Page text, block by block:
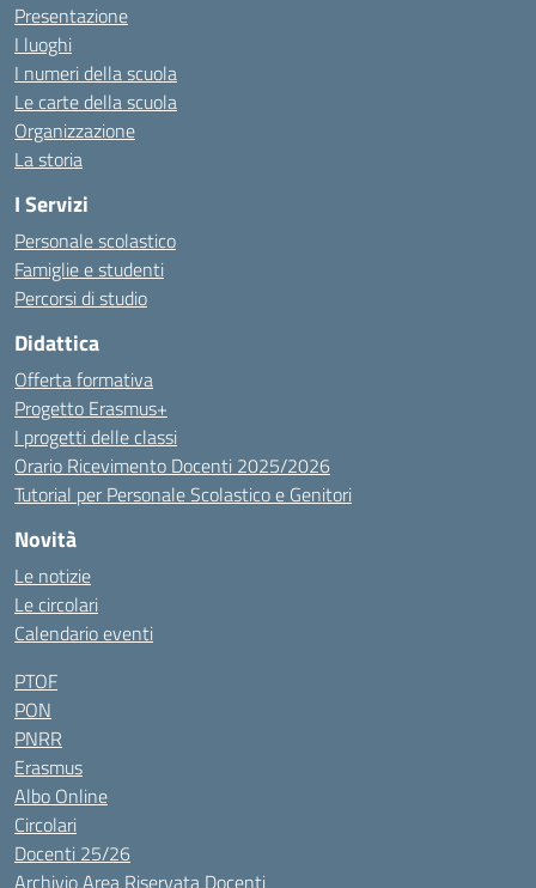
Presentazione
I luoghi
I numeri della scuola
Le carte della scuola
Organizzazione
La storia
I Servizi
Personale scolastico
Famiglie e studenti
Percorsi di studio
Didattica
Offerta formativa
Progetto Erasmus+
I progetti delle classi
Orario Ricevimento Docenti 2025/2026
Tutorial per Personale Scolastico e Genitori
Novità
Le notizie
Le circolari
Calendario eventi
PTOF
PON
PNRR
Erasmus
Albo Online
Circolari
Docenti 25/26
Archivio Area Riservata Docenti